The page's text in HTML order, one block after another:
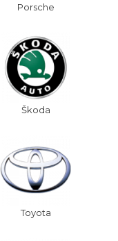
Porsche
Škoda
Toyota